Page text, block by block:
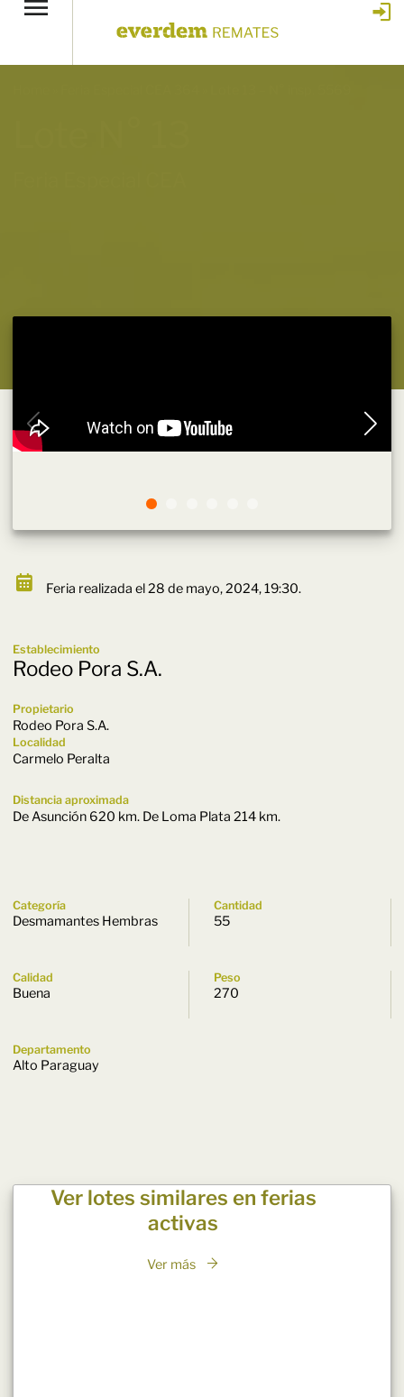
Feria realizada el 28 de mayo, 2024, 19:30.
Establecimiento
Rodeo Pora S.A.
Propietario
Rodeo Pora S.A.
Localidad
Carmelo Peralta
Distancia aproximada
De Asunción 620 km. De Loma Plata 214 km.
Categoría
Desmamantes Hembras
Cantidad
55
Calidad
Buena
Peso
270
Departamento
Alto Paraguay
Ver lotes similares en ferias
activas
Ver más